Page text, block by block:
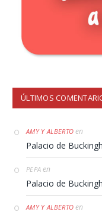
ÚLTIMOS
AMY Y ALBERTO en
Palacio de
PEPA en
Palacio de
AMY Y ALBERTO en